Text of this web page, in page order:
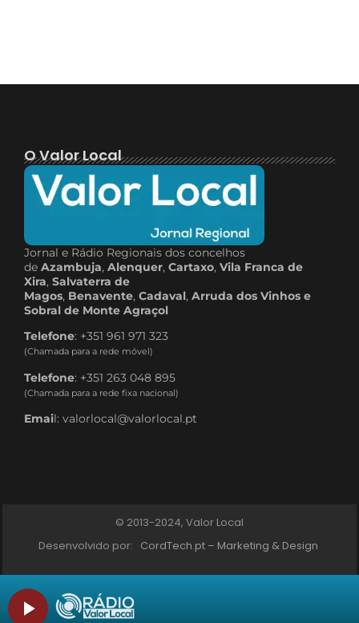
O Valor Local
Jornal e Rádio Regionais dos concelhos
de Azambuja, Alenquer, Cartaxo, Vila Franca de
Xira, Salvaterra de
Magos, Benavente, Cadaval, Arruda dos Vinhos e
Sobral de Monte Agraçol
Telefone: +351 961 971 323
(Chamada para a rede móvel)
Telefone: +351 263 048 895
(Chamada para a rede fixa nacional)
Email: valorlocal@valorlocal.pt
© 2013-2024, Valor Local
Desenvolvido por: CordTech.pt – Marketing & Design